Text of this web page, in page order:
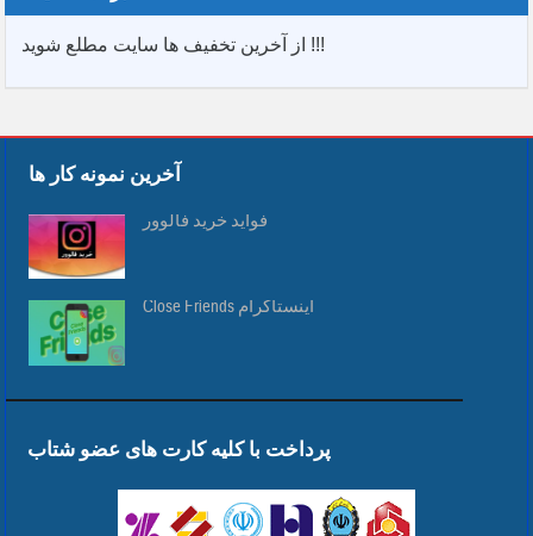
از آخرین تخفیف ها سایت مطلع شوید !!!
آخرین نمونه کار ها
فواید خرید فالوور
Close Friends اینستاگرام
پرداخت با کلیه کارت های عضو شتاب